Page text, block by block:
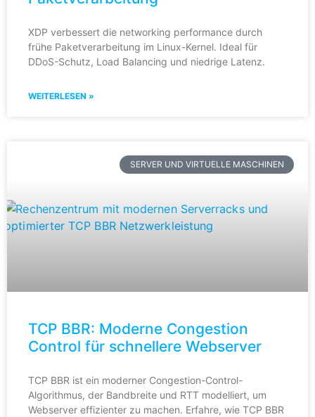
XDP verbessert die networking performance durch
frühe Paketverarbeitung im Linux-Kernel. Ideal für
DDoS-Schutz, Load Balancing und niedrige Latenz.
WEITERLESEN »
SERVER UND VIRTUELLE MASCHINEN
TCP BBR: Moderne Congestion
Control für schnellere Webserver
TCP BBR ist ein moderner Congestion-Control-
Algorithmus, der Bandbreite und RTT modelliert, um
Webserver effizienter zu machen. Erfahre, wie TCP BBR